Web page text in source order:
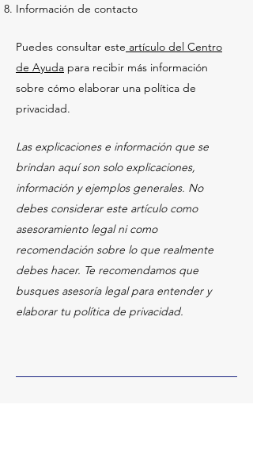
Información de contacto
Puedes consultar este artículo del Centro
de Ayuda para recibir más información
sobre cómo elaborar una política de
privacidad.
Las explicaciones e información que se
brindan aquí son solo explicaciones,
información y ejemplos generales. No
debes considerar este artículo como
asesoramiento legal ni como
recomendación sobre lo que realmente
debes hacer. Te recomendamos que
busques asesoría legal para entender y
elaborar tu política de privacidad.